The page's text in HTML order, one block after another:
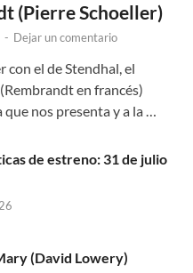
(Pierre Schoeller)
- Dejar un comentario
el de Stendhal, el
en francés)
nos presenta y a la …
de estreno: 31 de julio
(David Lowery)